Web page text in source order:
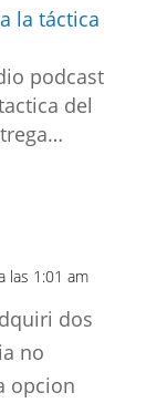
la táctica
podcast
del
las 1:01 am
dos
no
opcion